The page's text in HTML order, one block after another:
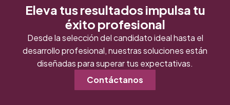
Eleva tus resultados impulsa tu
éxito profesional
Desde la selección del candidato ideal hasta el
desarrollo profesional, nuestras soluciones están
diseñadas para superar tus expectativas.
Contáctanos